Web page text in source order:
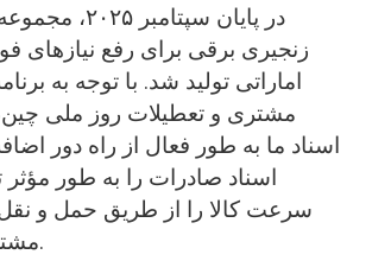
در پایان
زنجیری برقی برای رفع
اماراتی تولید شد. با توجه به
مشتری و تعطیلات روز ملی
اسناد ما به طور فعال از راه دور
اسناد صادرات را به طور مؤثر
سرعت کالا را از طریق حمل و
مشتری تحویل دهند.